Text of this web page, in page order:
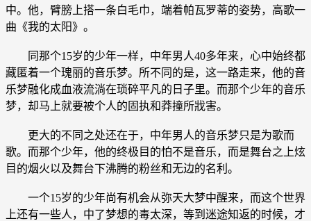
中。他，臂膀上搭一条白毛巾，端着帕瓦罗蒂的姿势，高歌一
曲《我的太阳》。
同那个15岁的少年一样，中年男人40多年来，心中始终都
藏匿着一个瑰丽的音乐梦。所不同的是，这一路走来，他的音
乐梦融化成血液流淌在琐碎平凡的日子里。而那个少年的音乐
梦，却马上就要被个人的固执和莽撞所戕害。
更大的不同之处还在于，中年男人的音乐梦只是为歌而
歌。而那个少年，他的终极目的怕不是音乐，而是舞台之上炫
目的烟火以及舞台下沸腾的粉丝和无边的名利。
一个15岁的少年尚有机会从弥天大梦中醒来，而这个世界
上还有一些人，中了梦想的毒太深，等到迷途知返的时候，才